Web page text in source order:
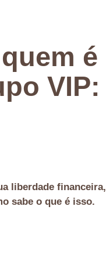
é
VIP:
liberdade financeira,
sabe o que é isso.